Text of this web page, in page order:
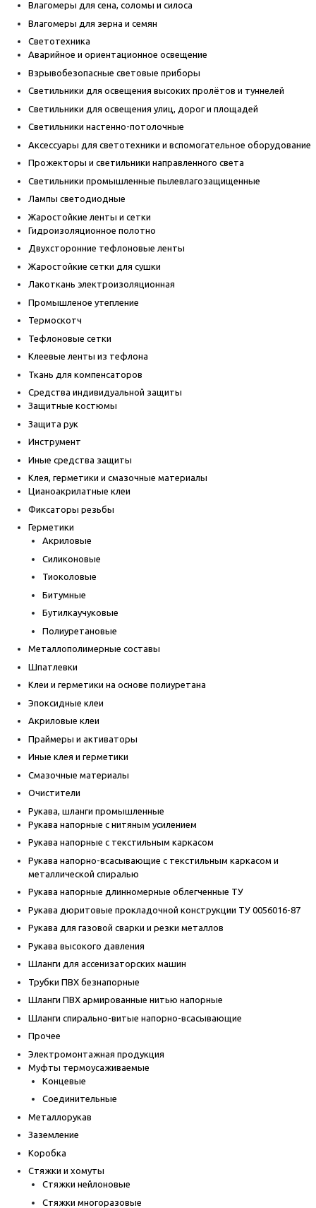
Влагомеры для сена, соломы и силоса
Влагомеры для зерна и семян
Светотехника
Аварийное и ориентационное освещение
Взрывобезопасные световые приборы
Светильники для освещения высоких пролётов и туннелей
Светильники для освещения улиц, дорог и площадей
Светильники настенно-потолочные
Аксессуары для светотехники и вспомогательное оборудование
Прожекторы и светильники направленного света
Светильники промышленные пылевлагозащищенные
Лампы светодиодные
Жаростойкие ленты и сетки
Гидроизоляционное полотно
Двухсторонние тефлоновые ленты
Жаростойкие сетки для сушки
Лакоткань электроизоляционная
Промышленое утепление
Термоскотч
Тефлоновые сетки
Клеевые ленты из тефлона
Ткань для компенсаторов
Средства индивидуальной защиты
Защитные костюмы
Защита рук
Инструмент
Иные средства защиты
Клея, герметики и смазочные материалы
Цианоакрилатные клеи
Фиксаторы резьбы
Герметики
Акриловые
Силиконовые
Тиоколовые
Битумные
Бутилкаучуковые
Полиуретановые
Металлополимерные составы
Шпатлевки
Клеи и герметики на основе полиуретана
Эпоксидные клеи
Акриловые клеи
Праймеры и активаторы
Иные клея и герметики
Смазочные материалы
Очистители
Рукава, шланги промышленные
Рукава напорные с нитяным усилением
Рукава напорные с текстильным каркасом
Рукава напорно-всасывающие с текстильным каркасом и
металлической спиралью
Рукава напорные длинномерные облегченные ТУ
Рукава дюритовые прокладочной конструкции ТУ 0056016-87
Рукава для газовой сварки и резки металлов
Рукава высокого давления
Шланги для ассенизаторских машин
Трубки ПВХ безнапорные
Шланги ПВХ армированные нитью напорные
Шланги спирально-витые напорно-всасывающие
Прочее
Электромонтажная продукция
Муфты термоусаживаемые
Концевые
Соединительные
Металлорукав
Заземление
Коробка
Стяжки и хомуты
Стяжки нейлоновые
Стяжки многоразовые